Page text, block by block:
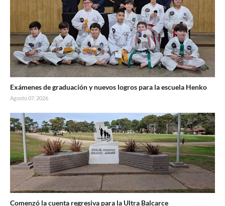
Exámenes de graduación y nuevos logros para la escuela Henko
Agosto 07, 2026
Comenzó la cuenta regresiva para la Ultra Balcarce